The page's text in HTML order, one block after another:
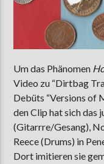
Um das Phänomen
Video zu “Dirtbag
Debüts “Versions of
den Clip hat sich das
(Gitarrre/Gesang),
Reece (Drums) in
Dort imitieren sie